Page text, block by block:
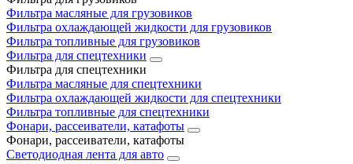
Фильтра масляные для грузовиков
Фильтра охлаждающей жидкости для грузовиков
Фильтра топливные для грузовиков
Фильтра для спецтехники
Фильтра для спецтехники
Фильтра масляные для спецтехники
Фильтра охлаждающей жидкости для спецтехники
Фильтра топливные для спецтехники
Фонари, рассеиватели, катафоты
Фонари, рассеиватели, катафоты
Светодиодная лента для авто